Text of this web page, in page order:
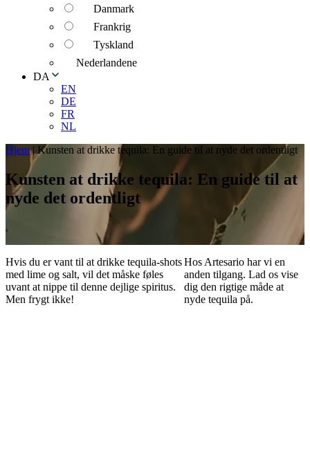
Danmark
Frankrig
Tyskland
Nederlandene
DA
EN
DE
FR
NL
Hjem| Kunsten at drikke tequila: En guide til at nyde det ordentligt
Kunsten at drikke tequila: En guide til at
nyde det ordentligt
Hvis du er vant til at drikke tequila-shots
med lime og salt, vil det måske føles
uvant at nippe til denne dejlige spiritus.
Men frygt ikke!
Hos Artesario har vi en
anden tilgang. Lad os vise
dig den rigtige måde at
nyde tequila på.